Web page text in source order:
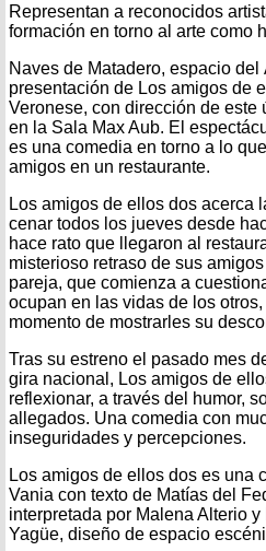
Representan a reconocidos
formación en torno al arte como
Naves de Matadero, espacio
presentación de Los amigos de
Veronese, con dirección de este
en la Sala Max Aub. El
es una comedia en torno a lo
amigos en un restaurante.
Los amigos de ellos dos acerca
cenar todos los jueves desde
hace rato que llegaron al
misterioso retraso de sus
pareja, que comienza a
ocupan en las vidas de los
momento de mostrarles su
Tras su estreno el pasado mes
gira nacional, Los amigos de
reflexionar, a través del humor,
allegados. Una comedia con
inseguridades y percepciones.
Los amigos de ellos dos es una
Vania con texto de Matías del
interpretada por Malena Alterio
Yagüe, diseño de espacio